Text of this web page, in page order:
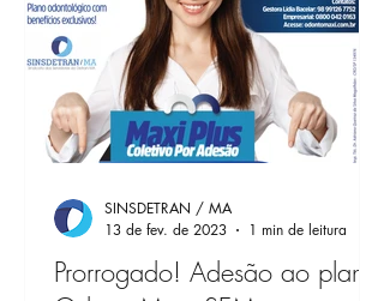
Prorrogado! Adesão ao plano
SINSDETRAN / MA
13 de fev. de 2023
1 min de leitura